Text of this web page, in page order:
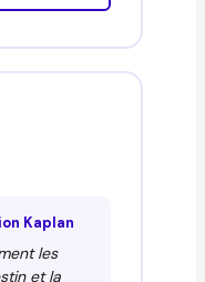
Kaplan
les
et la